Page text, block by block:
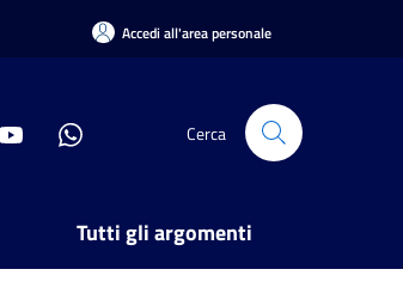
Accedi all'area personale
Cerca
Tutti gli argomenti